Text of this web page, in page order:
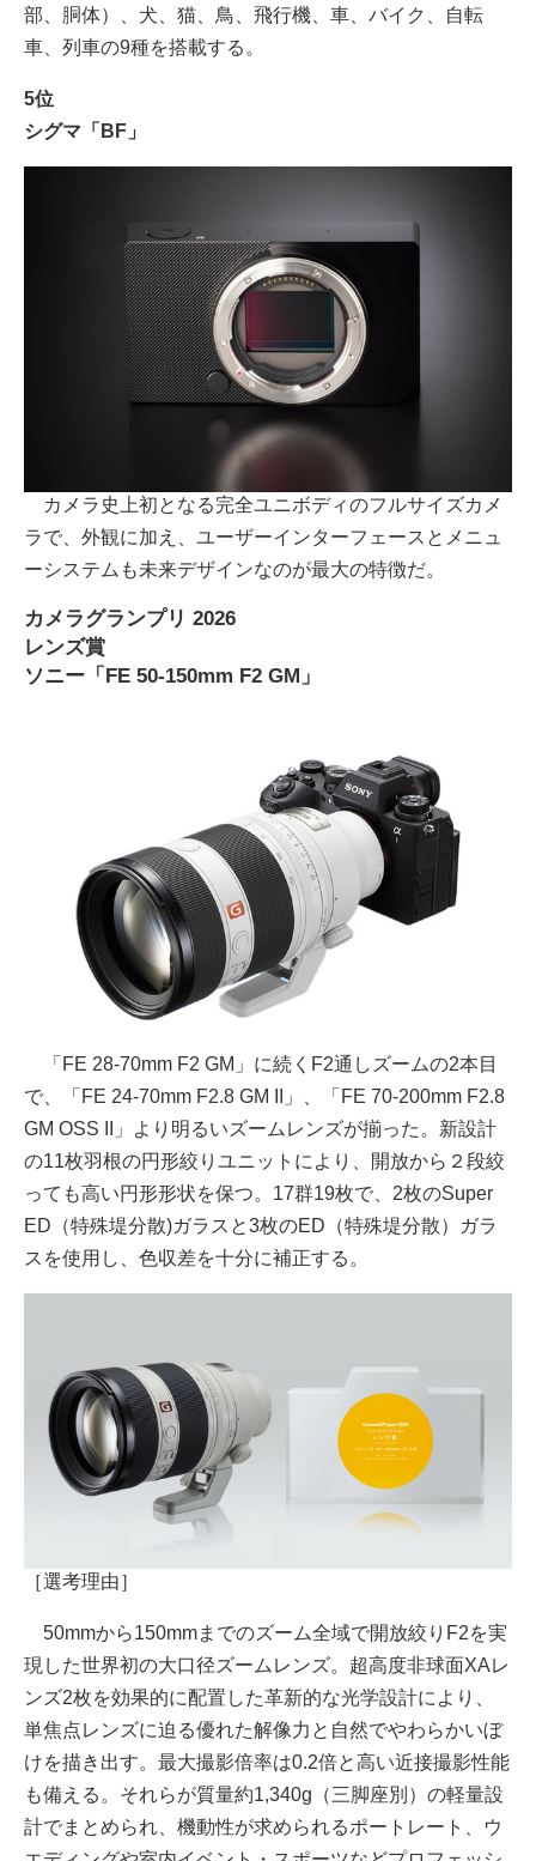
部、胴体）、犬、猫、鳥、飛行機、車、バイク、自転
車、列車の9種を搭載する。
5位
シグマ「BF」
カメラ史上初となる完全ユニボディのフルサイズカメ
ラで、外観に加え、ユーザーインターフェースとメニュ
ーシステムも未来デザインなのが最大の特徴だ。
カメラグランプリ 2026
レンズ賞
ソニー「FE 50-150mm F2 GM」
「FE 28-70mm F2 GM」に続くF2通しズームの2本目
で、「FE 24-70mm F2.8 GM II」、「FE 70-200mm F2.8
GM OSS II」より明るいズームレンズが揃った。新設計
の11枚羽根の円形絞りユニットにより、開放から２段絞
っても高い円形形状を保つ。17群19枚で、2枚のSuper
ED（特殊堤分散)ガラスと3枚のED（特殊堤分散）ガラ
スを使用し、色収差を十分に補正する。
［選考理由］
50mmから150mmまでのズーム全域で開放絞りF2を実
現した世界初の⼤⼝径ズームレンズ。超⾼度⾮球⾯XAレ
ンズ2枚を効果的に配置した⾰新的な光学設計により、
単焦点レンズに迫る優れた解像⼒と⾃然でやわらかいぼ
けを描き出す。最⼤撮影倍率は0.2倍と⾼い近接撮影性能
も備える。それらが質量約1,340g（三脚座別）の軽量設
計でまとめられ、機動性が求められるポートレート、ウ